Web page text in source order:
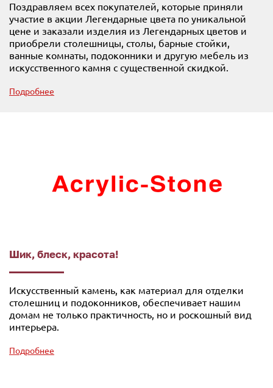
Поздравляем всех покупателей, которые приняли
участие в акции Легендарные цвета по уникальной
цене и заказали изделия из Легендарных цветов и
приобрели столешницы, столы, барные стойки,
ванные комнаты, подоконники и другую мебель из
искусственного камня с существенной скидкой.
Подробнее
Шик, блеск, красота!
Искусственный камень, как материал для отделки
столешниц и подоконников, обеспечивает нашим
домам не только практичность, но и роскошный вид
интерьера.
Подробнее